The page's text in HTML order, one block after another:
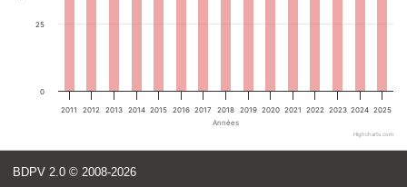
Années
2011 2012 2013 2014 2015 2016 2017 2018 2019 2020 2021 2022 2023 2024 2025
0
25
Highcharts.com
BDPV 2.0 © 2008-2026